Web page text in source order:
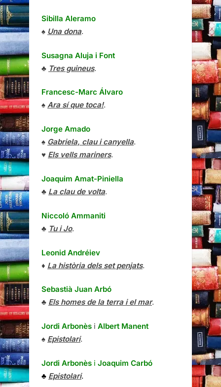
Sibilla Aleramo
♠ Una dona.
Susagna Aluja i Font
♣ Tres guineus.
Francesc-Marc Álvaro
♠ Ara sí que toca!.
Jorge Amado
♠ Gabriela, clau i canyella.
♥ Els vells mariners.
Joaquim Amat-Piniella
♣ La clau de volta.
Niccoló Ammaniti
♣ Tu i Jo.
Leonid Andréiev
♦ La història dels set penjats.
Sebastià Juan Arbó
♣ Els homes de la terra i el mar.
Jordi Arbonès i Albert Manent
♠ Epistolari.
Jordi Arbonès i Joaquim Carbó
♣ Epistolari.